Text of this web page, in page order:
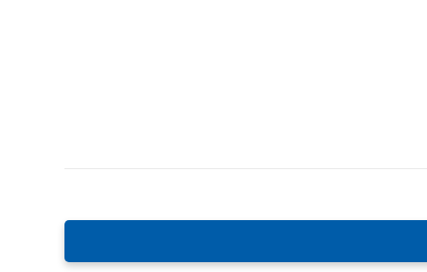
MÜHLENROTOR TEAGLE TOMAHAWK